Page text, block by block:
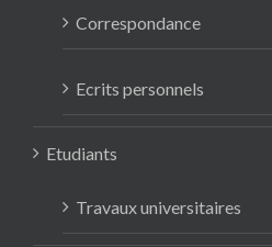
Correspondance
Ecrits personnels
Etudiants
Travaux universitaires